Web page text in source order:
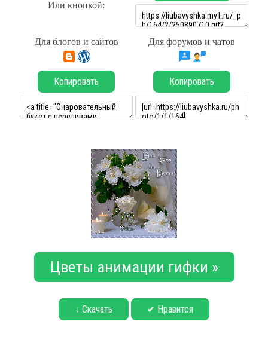
Или кнопкой:
Для блогов и сайтов Для форумов и чатов
Копировать Копировать
Цветы анимации гифки »
↓ Скачать ✔ Нравится